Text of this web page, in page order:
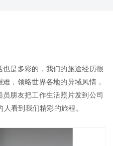
是多彩的，我们的旅途经历很
，领略世界各地的异域风情，
朋友把工作生活照片发到公司
看到我们精彩的旅程。